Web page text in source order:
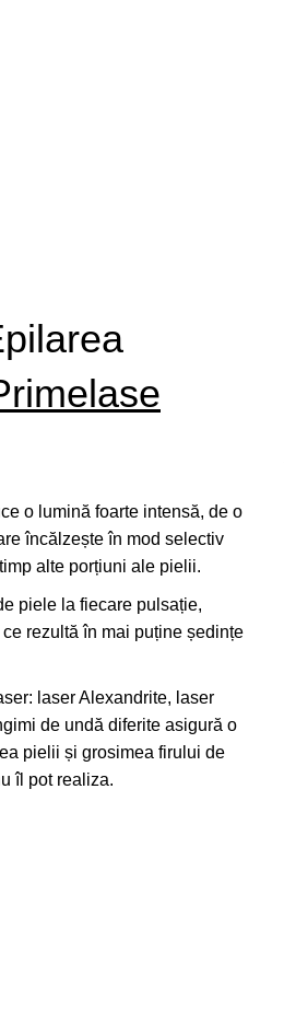
o lumină foarte intensă, de o
încălzește în mod selectiv
alte porțiuni ale pielii.
piele la fiecare pulsație,
rezultă în mai puține ședințe
laser Alexandrite, laser
de undă diferite asigură o
pielii și grosimea firului de
îl pot realiza.